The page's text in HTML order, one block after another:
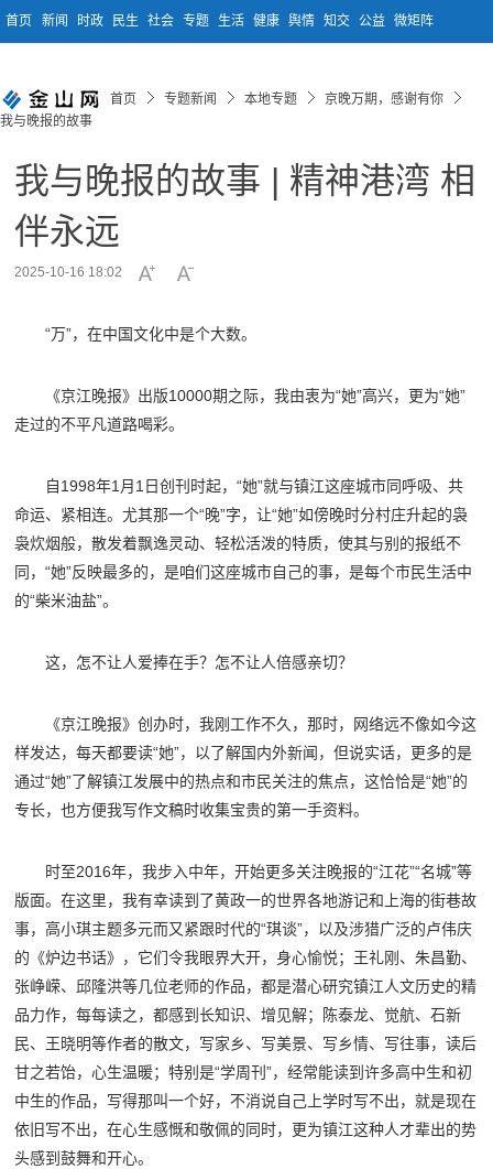
首页 新闻 时政 民生 社会 专题 生活 健康 舆情 知交 公益 微矩阵
首页 专题新闻 本地专题
京晚万期，感谢有你
我与晚报的故事
我与晚报的故事 | ‌精神港湾 相
伴永远
2025-10-16 18:02
“万”，在中国文化中是个大数。
《京江晚报》出版10000期之际，我由衷为“她”高兴，更为“她”
走过的不平凡道路喝彩。
自1998年1月1日创刊时起，“她”就与镇江这座城市同呼吸、共
命运、紧相连。尤其那一个“晚”字，让“她”如傍晚时分村庄升起的袅
袅炊烟般，散发着飘逸灵动、轻松活泼的特质，使其与别的报纸不
同，“她”反映最多的，是咱们这座城市自己的事，是每个市民生活中
的“柴米油盐”。
这，怎不让人爱捧在手？怎不让人倍感亲切？
《京江晚报》创办时，我刚工作不久，那时，网络远不像如今这
样发达，每天都要读“她”，以了解国内外新闻，但说实话，更多的是
通过“她”了解镇江发展中的热点和市民关注的焦点，这恰恰是“她”的
专长，也方便我写作文稿时收集宝贵的第一手资料。
时至2016年，我步入中年，开始更多关注晚报的“江花”“名城”等
版面。在这里，我有幸读到了黄政一的世界各地游记和上海的街巷故
事，高小琪主题多元而又紧跟时代的“琪谈”，以及涉猎广泛的卢伟庆
的《炉边书话》，它们令我眼界大开，身心愉悦；王礼刚、朱昌勤、
张峥嵘、邱隆洪等几位老师的作品，都是潜心研究镇江人文历史的精
品力作，每每读之，都感到长知识、增见解；陈泰龙、觉航、石新
民、王晓明等作者的散文，写家乡、写美景、写乡情、写往事，读后
甘之若饴，心生温暖；特别是“学周刊”，经常能读到许多高中生和初
中生的作品，写得那叫一个好，不消说自己上学时写不出，就是现在
依旧写不出，在心生感慨和敬佩的同时，更为镇江这种人才辈出的势
头感到鼓舞和开心。